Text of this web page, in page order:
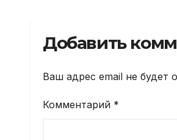
Добавить
Ваш адрес email не будет
Комментарий *